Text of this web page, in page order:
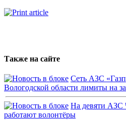
Также на сайте
Сеть АЗС
Вологодской области лимиты на
На девяти АЗС
работают волонтёры